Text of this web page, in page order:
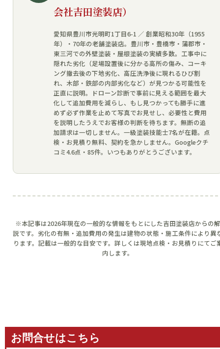
会社吉田塗装店）
愛知県豊川市光明町1丁目6-1 ／ 創業昭和30年（1955
年）・70年の老舗塗装店。豊川市・豊橋市・蒲郡市・
東三河での外壁塗装・屋根塗装の実績多数。工事中に
隠れた劣化（足場設置後に分かる高所の傷み、コーキ
ング撤去後の下地劣化、高圧洗浄後に現れるひび割
れ、木部・鉄部の内部劣化など）が見つかる可能性を
正直に説明。ドローン診断で事前に見える範囲を最大
化して追加費用を減らし、もし見つかっても勝手に進
めず必ず作業を止めて写真でお見せし、必要性と費用
を説明したうえでお客様の判断を待ちます。無断の追
加請求は一切しません。一級塗装技能士7名が在籍。点
検・お見積り無料、契約を急かしません。Googleクチ
コミ4.6点・85件。いつもありがとうございます。
※本記事は2026年現在の一般的な情報をもとにした吉田塗装店からの解
説です。劣化の有無・追加費用の発生は建物の状態・施工条件により異
ります。記載は一般的な目安です。詳しくは現地点検・お見積りにてご
内します。
お問合せはこちら